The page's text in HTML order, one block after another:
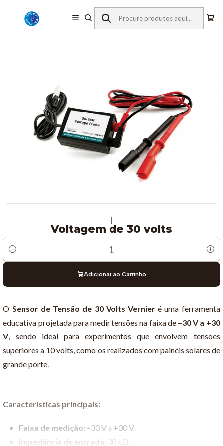
Equipamentos de Laboratório Vernier
Sensores c/ Fios
Voltagem de 30 volts
|
Voltagem de 30 volts
Quantidade
Adicionar ao Carrinho
O Sensor de Tensão de 30 Volts Vernieré uma ferramenta
educativa projetada para medir tensões na faixa de –30 V a +30
V, sendo ideal para experimentos que envolvem tensões
superiores a 10 volts, como os realizados com painéis solares de
grande porte.
Características principais:
Faixa de medição: –30 V a +30 V.
Impedância de entrada: 30 kΩ.